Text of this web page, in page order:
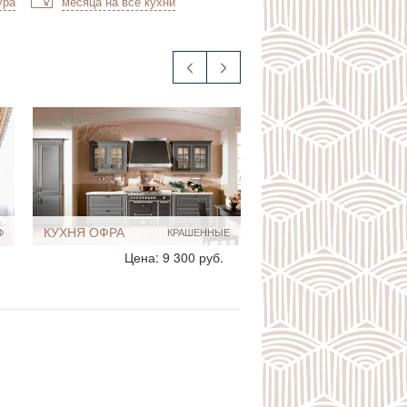
КРАШЕННЫЕ
КУХНЯ ОФРА
Классические
10-12 кв.м
Цена: 9 300 руб.